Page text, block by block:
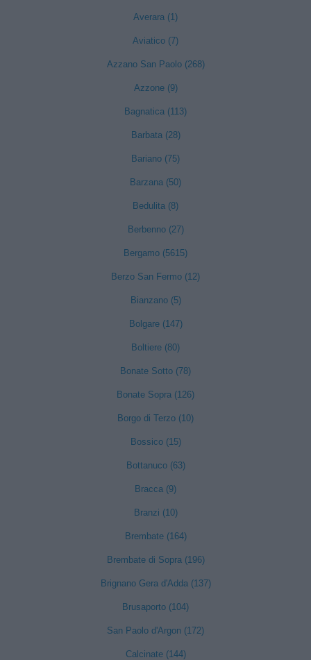
Averara (1)
Aviatico (7)
Azzano San Paolo (268)
Azzone (9)
Bagnatica (113)
Barbata (28)
Bariano (75)
Barzana (50)
Bedulita (8)
Berbenno (27)
Bergamo (5615)
Berzo San Fermo (12)
Bianzano (5)
Bolgare (147)
Boltiere (80)
Bonate Sotto (78)
Bonate Sopra (126)
Borgo di Terzo (10)
Bossico (15)
Bottanuco (63)
Bracca (9)
Branzi (10)
Brembate (164)
Brembate di Sopra (196)
Brignano Gera d'Adda (137)
Brusaporto (104)
San Paolo d'Argon (172)
Calcinate (144)